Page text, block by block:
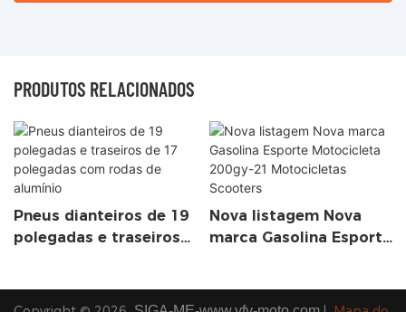
PRODUTOS RELACIONADOS
Pneus dianteiros de 19
polegadas e traseiros
Nova listagem Nova
marca Gasolina Esporte